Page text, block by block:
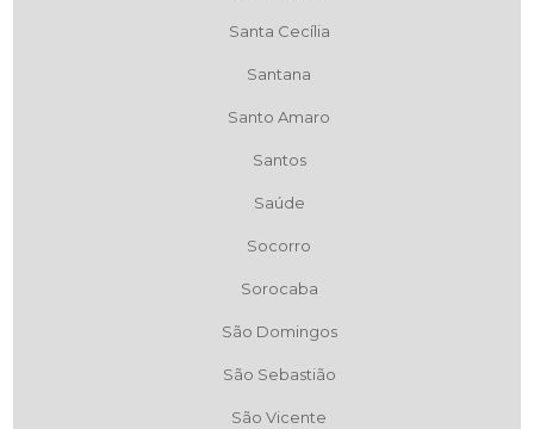
Santa Cecília
Santana
Santo Amaro
Santos
Saúde
Socorro
Sorocaba
São Domingos
São Sebastião
São Vicente